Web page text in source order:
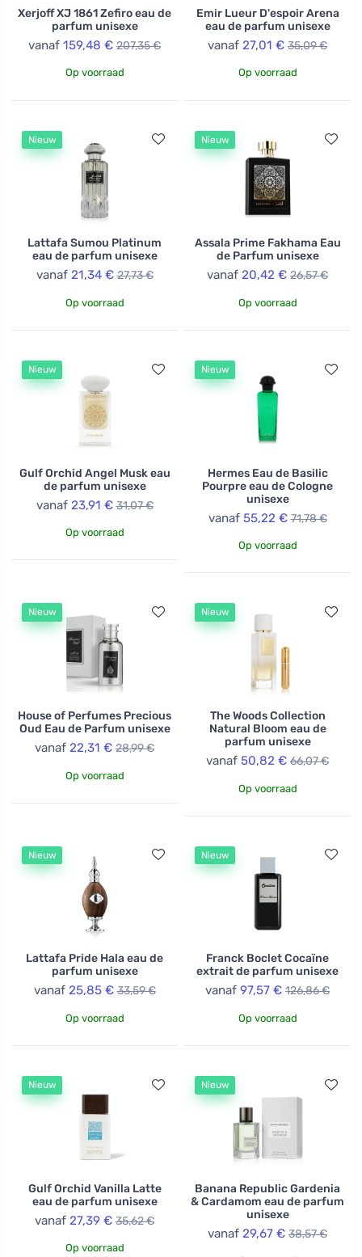
Xerjoff XJ 1861 Zefiro eau de
parfum unisexe
vanaf 159,48 € 207,35 €
Op voorraad
Emir Lueur D'espoir Arena
eau de parfum unisexe
vanaf 27,01 € 35,09 €
Op voorraad
Nieuw
Lattafa Sumou Platinum
eau de parfum unisexe
vanaf 21,34 € 27,73 €
Op voorraad
Nieuw
Assala Prime Fakhama Eau
de Parfum unisexe
vanaf 20,42 € 26,57 €
Op voorraad
Nieuw
Gulf Orchid Angel Musk eau
de parfum unisexe
vanaf 23,91 € 31,07 €
Op voorraad
Nieuw
Hermes Eau de Basilic
Pourpre eau de Cologne
unisexe
vanaf 55,22 € 71,78 €
Op voorraad
Nieuw
House of Perfumes Precious
Oud Eau de Parfum unisexe
vanaf 22,31 € 28,99 €
Op voorraad
Nieuw
The Woods Collection
Natural Bloom eau de
parfum unisexe
vanaf 50,82 € 66,07 €
Op voorraad
Nieuw
Lattafa Pride Hala eau de
parfum unisexe
vanaf 25,85 € 33,59 €
Op voorraad
Nieuw
Franck Boclet Cocaïne
extrait de parfum unisexe
vanaf 97,57 € 126,86 €
Op voorraad
Nieuw
Gulf Orchid Vanilla Latte
eau de parfum unisexe
vanaf 27,39 € 35,62 €
Op voorraad
Nieuw
Banana Republic Gardenia
& Cardamom eau de parfum
unisexe
vanaf 29,67 € 38,57 €